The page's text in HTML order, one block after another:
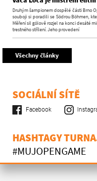
Druhým šampionem dospělé části Brno
souboji si poradili se Södrou Böhmen,
Měření sil gólově rozjel na konci desáté
trestného střílení. Jeho provedení
Všechny články
SOCIÁLNÍ SÍTĚ
Facebook
HASHTAGY
#MUJOPENGAME